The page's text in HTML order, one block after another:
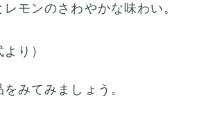
モンのさわやかな味わい。
り）
みてみましょう。